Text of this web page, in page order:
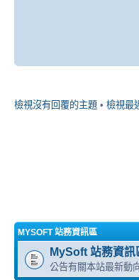
檢視沒有回覆的主題 • 檢視最
MYSOFT 站務資訊區
MySoft 站務資訊
公告有關本站最新動